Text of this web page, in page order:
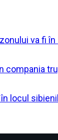
va fi
compania
locul